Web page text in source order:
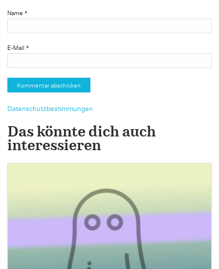
Name *
E-Mail *
Datenschutzbestimmungen
Das könnte dich auch
interessieren